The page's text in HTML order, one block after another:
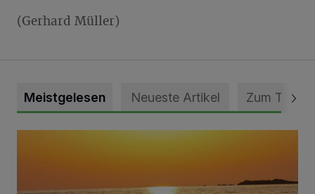
(Gerhard Müller)
Meistgelesen Neueste Artikel Zum Thema
Die schönsten Sommermomente gesucht